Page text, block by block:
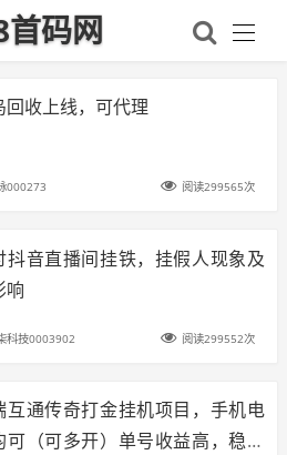
首码网
回收上线，可代理
000273 阅读299565次
抖音直播间挂铁，挂假人现象及
响
科技0003902 阅读299552次
互通传奇打金挂机项目，手机电
可（可多开）单号收益高，稳定